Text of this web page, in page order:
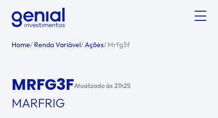
Home/ Renda Variável/Ações/ Mrfg3f
MRFG3FAtualizado às 21h25
MARFRIG